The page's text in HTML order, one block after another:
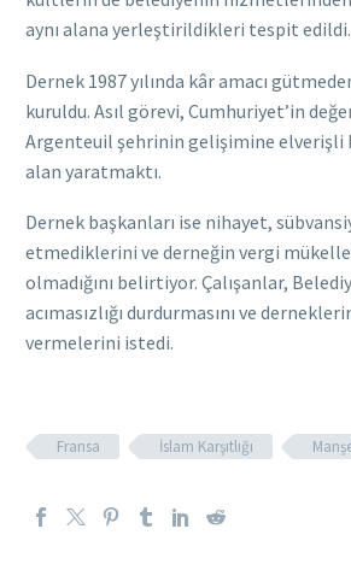
aynı alana yerleştirildikleri tespit edildi.
Dernek 1987 yılında kâr amacı
kuruldu. Asıl görevi, Cumhuriyet’in
Argenteuil şehrinin gelişimine elverişli
alan yaratmaktı.
Dernek başkanları ise nihayet,
etmediklerini ve derneğin vergi
olmadığını belirtiyor. Çalışanlar,
acımasızlığı durdurmasını ve
vermelerini istedi.
Fransa İslam Karşıtlığı